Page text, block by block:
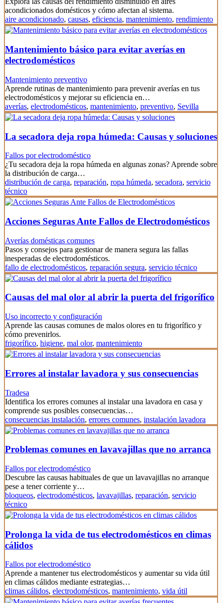
acondicionados domésticos y cómo afectan al sistema.
aire acondicionado, causas, eficiencia, mantenimiento, rendimiento
Mantenimiento básico para evitar averías en
electrodomésticos
Mantenimiento preventivo
Aprende rutinas de mantenimiento para prevenir averías en tus
electrodomésticos y mejorar su eficiencia en…
averías, electrodomésticos, mantenimiento, preventivo, Sevilla
La secadora deja ropa húmeda: Causas y soluciones
Fallos por electrodoméstico
¿Tu secadora deja la ropa húmeda en algunas zonas? Aprende sobre
la distribución de carga…
distribución de carga, reparación, ropa húmeda, secadora, servicio
técnico
Acciones Seguras Ante Fallos de Electrodomésticos
Averías domésticas comunes
Pasos y consejos para gestionar de manera segura las fallas
inesperadas de electrodomésticos.
fallo de electrodomésticos, reparación segura, servicio técnico
Causas del mal olor al abrir la puerta del frigorífico
Uso incorrecto y configuración
Aprende las causas comunes de malos olores en tu frigorífico y
cómo prevenirlos.
frigorífico, higiene, mal olor, mantenimiento
Errores al instalar lavadora y sus consecuencias
Tradesa
Identifica los errores comunes al instalar una lavadora en casa y
comprende sus posibles consecuencias…
consecuencias instalación, errores comunes, instalación lavadora
Problemas comunes en lavavajillas que no arranca
Fallos por electrodoméstico
Descubre las causas habituales de que un lavavajillas no arranque
pese a tener corriente y…
bloqueos, electrodomésticos, lavavajillas, reparación, servicio
técnico
Prolonga la vida de tus electrodomésticos en climas
cálidos
Fallos por electrodoméstico
Aprende a mantener tus electrodomésticos y aumentar su vida útil
en climas cálidos mediante estrategias…
climas cálidos, electrodomésticos, mantenimiento, vida útil